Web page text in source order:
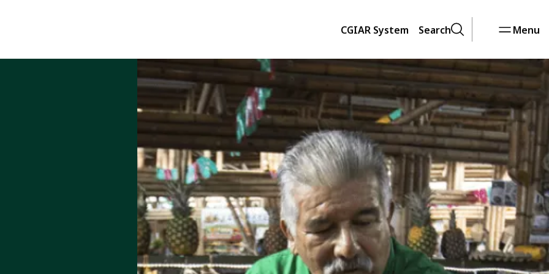
CGIAR System Search Menu